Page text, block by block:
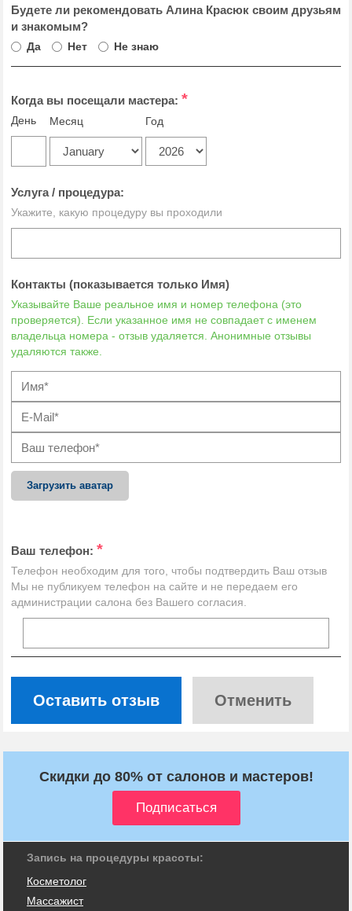
Будете ли рекомендовать Алина Красюк своим друзьям
и знакомым?
Да Нет Не знаю
Когда вы посещали мастера: *
День Месяц Год
Услуга / процедура:
Укажите, какую процедуру вы проходили
Контакты (показывается только Имя)
Указывайте Ваше реальное имя и номер телефона (это
проверяется). Если указанное имя не совпадает с именем
владельца номера - отзыв удаляется. Анонимные отзывы
удаляются также.
Загрузить аватар
Ваш телефон: *
Телефон необходим для того, чтобы подтвердить Ваш отзыв
Мы не публикуем телефон на сайте и не передаем его
администрации салона без Вашего согласия.
Оставить отзыв Отменить
Скидки до 80% от салонов и мастеров!
Запись на процедуры красоты:
Косметолог
Массажист